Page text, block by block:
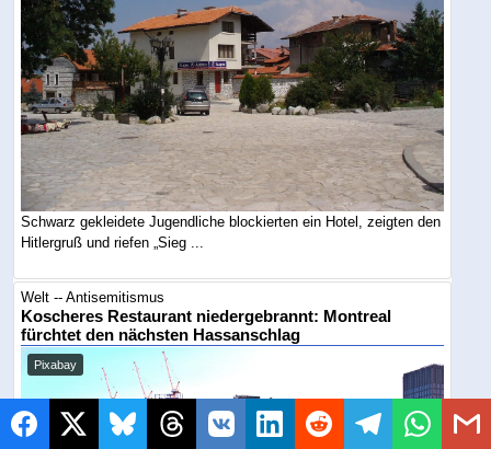
Schwarz gekleidete Jugendliche blockierten ein Hotel, zeigten den
Hitlergruß und riefen „Sieg ...
Welt -- Antisemitismus
Koscheres Restaurant niedergebrannt: Montreal
fürchtet den nächsten Hassanschlag
Pixabay